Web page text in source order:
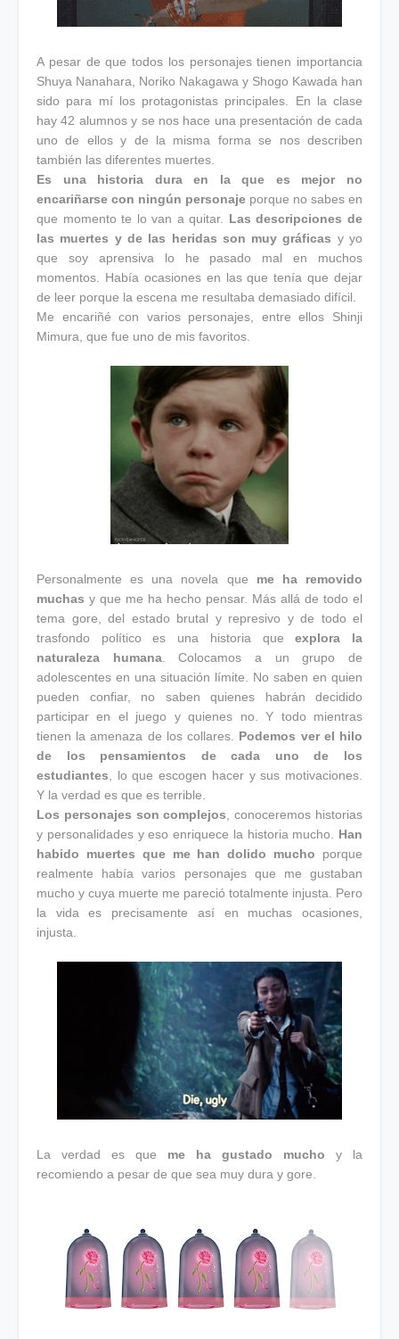
A pesar de que todos los personajes tienen importancia
Shuya Nanahara, Noriko Nakagawa y Shogo Kawada han
sido para mí los protagonistas principales. En la clase
hay 42 alumnos y se nos hace una presentación de cada
uno de ellos y de la misma forma se nos describen
también las diferentes muertes.
Es una historia dura en la que es mejor no
encariñarse con ningún personaje porque no sabes en
que momento te lo van a quitar. Las descripciones de
las muertes y de las heridas son muy gráficas y yo
que soy aprensiva lo he pasado mal en muchos
momentos. Había ocasiones en las que tenía que dejar
de leer porque la escena me resultaba demasiado difícil.
Me encariñé con varios personajes, entre ellos Shinji
Mimura, que fue uno de mis favoritos.
Personalmente es una novela que me ha removido
muchas y que me ha hecho pensar. Más allá de todo el
tema gore, del estado brutal y represivo y de todo el
trasfondo político es una historia queexplora la
naturaleza humana. Colocamos a un grupo de
adolescentes en una situación límite. No saben en quien
pueden confiar, no saben quienes habrán decidido
participar en el juego y quienes no. Y todo mientras
tienen la amenaza de los collares. Podemos ver el hilo
de los pensamientos de cada uno de los
estudiantes , lo que escogen hacer y sus motivaciones.
Y la verdad es que es terrible.
Los personajes son complejos , conoceremos historias
y personalidades y eso enriquece la historia mucho. Han
habido muertes que me han dolido mucho porque
realmente había varios personajes que me gustaban
mucho y cuya muerte me pareció totalmente injusta. Pero
la vida es precisamente así en muchas ocasiones,
injusta.
La verdad es que me ha gustado mucho y la
recomiendo a pesar de que sea muy dura y gore.